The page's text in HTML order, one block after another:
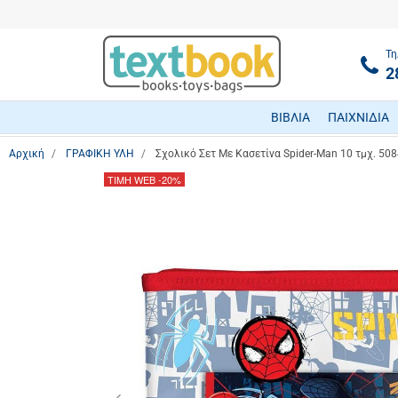
ΒΙΒΛΙΑ ΠΑΙΧΝΙΔΙΑ
Αρχική ΓΡΑΦΙΚΗ ΥΛΗ Σχολικό Σετ Με Κασετίνα Spider-Man 10 τμχ.
ΤΙΜΗ WEB-20%